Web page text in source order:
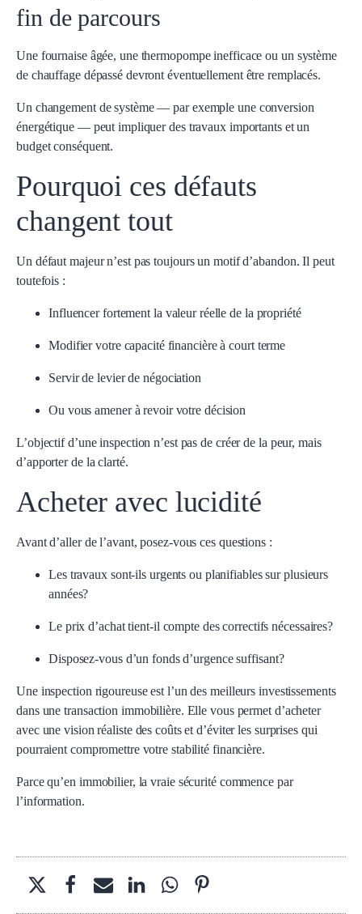
fin de parcours
Une fournaise âgée, une thermopompe inefficace ou un système
de chauffage dépassé devront éventuellement être remplacés.
Un changement de système — par exemple une conversion
énergétique — peut impliquer des travaux importants et un
budget conséquent.
Pourquoi ces défauts
changent tout
Un défaut majeur n’est pas toujours un motif d’abandon. Il peut
toutefois :
Influencer fortement la valeur réelle de la propriété
Modifier votre capacité financière à court terme
Servir de levier de négociation
Ou vous amener à revoir votre décision
L’objectif d’une inspection n’est pas de créer de la peur, mais
d’apporter de la clarté.
Acheter avec lucidité
Avant d’aller de l’avant, posez-vous ces questions :
Les travaux sont-ils urgents ou planifiables sur plusieurs
années?
Le prix d’achat tient-il compte des correctifs nécessaires?
Disposez-vous d’un fonds d’urgence suffisant?
Une inspection rigoureuse est l’un des meilleurs investissements
dans une transaction immobilière. Elle vous permet d’acheter
avec une vision réaliste des coûts et d’éviter les surprises qui
pourraient compromettre votre stabilité financière.
Parce qu’en immobilier, la vraie sécurité commence par
l’information.